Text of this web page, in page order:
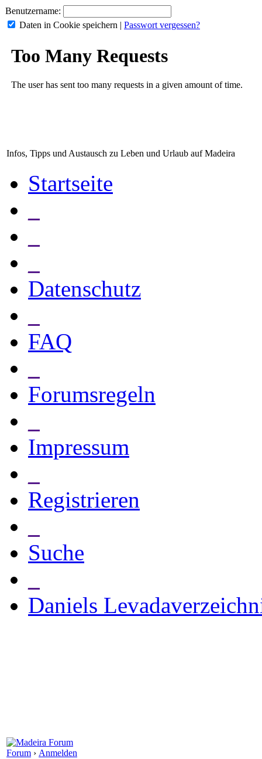
Benutzername:
Daten in Cookie speichern | Passwort vergessen?
Infos, Tipps und Austausch zu Leben und Urlaub auf Madeira
Startseite
Datenschutz
FAQ
Forumsregeln
Impressum
Registrieren
Suche
Daniels
Forum › Anmelden